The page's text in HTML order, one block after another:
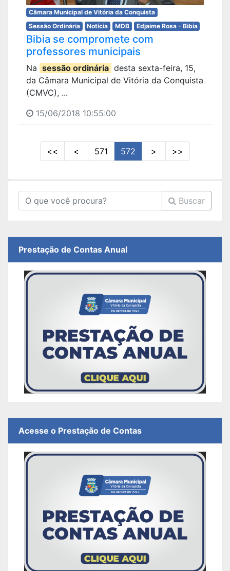
Câmara Municipal de Vitória da Conquista
Sessão Ordinária
Notícia MDB Edjaime Rosa - Bibia
Bibia se compromete com
professores municipais
Na sessão ordinária desta sexta-feira, 15,
da Câmara Municipal de Vitória da Conquista
(CMVC), ...
15/06/2018 10:55:00
<< < 571 572 > >>
Buscar
Prestação de Contas Anual
Acesse o Prestação de Contas